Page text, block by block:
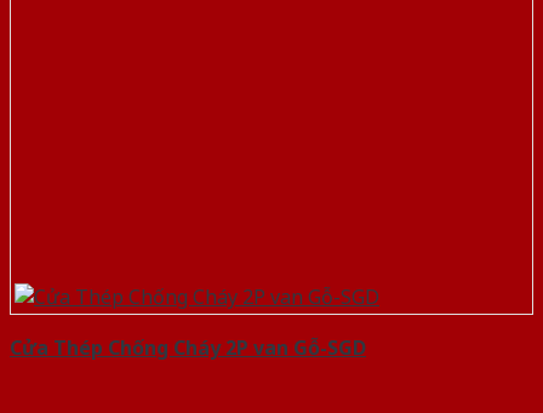
Cửa Thép Chống Cháy 2P van Gỗ-SGD